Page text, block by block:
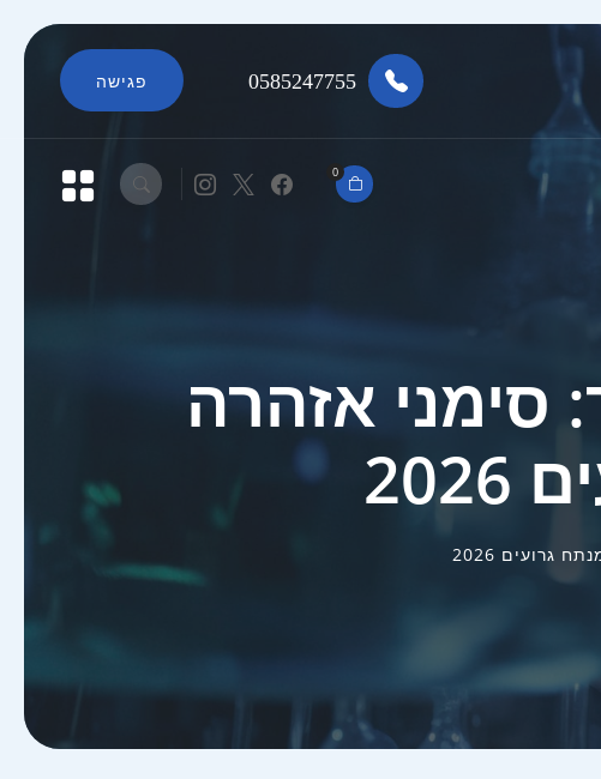
0585247755 פגישה
0
סימני אזהרה
2026